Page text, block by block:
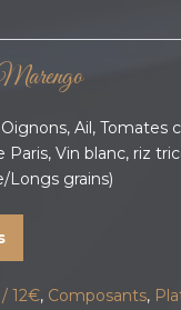
Ail, Tomates
Paris, Vin blanc, riz
Longs grains)
12€, Composants,